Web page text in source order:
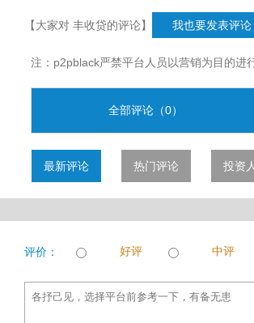
【大家对 丰收贷的评论】 我也要发表评论
注：p2pblack严禁平台人员以营销为目的进
全部评论（0）
最新评论 热门评论 投资
评价： 好评 中评